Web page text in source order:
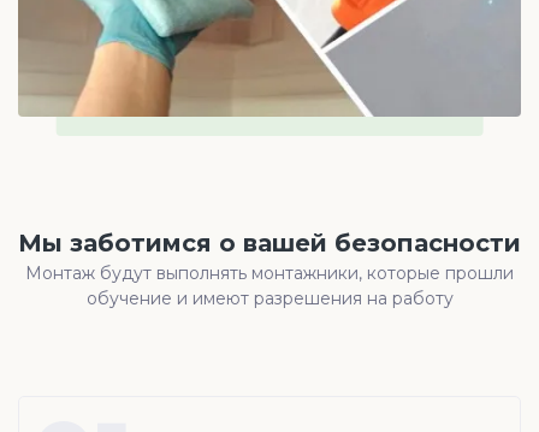
Мы заботимся о вашей безопасности
Монтаж будут выполнять монтажники, которые прошли
обучение и имеют разрешения на работу